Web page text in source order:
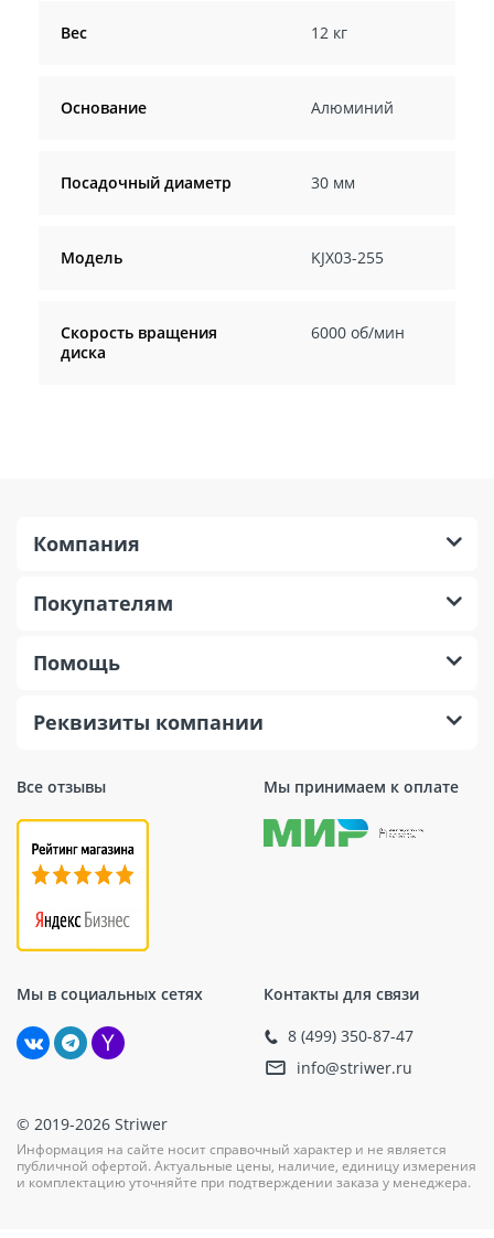
Вес 12 кг
Основание Алюминий
Посадочный диаметр 30 мм
Модель KJX03-255
Скорость вращения
диска
6000 об/мин
Все отзывы Мы принимаем к оплате
Мы в социальных сетях Контакты для связи
8 (499) 350-87-47
info@striwer.ru
Компания
Покупателям
Помощь
Реквизиты компании
© 2019-2026 Striwer
Информация на сайте носит справочный характер и не является
публичной офертой. Актуальные цены, наличие, единицу измерения
и комплектацию уточняйте при подтверждении заказа у менеджера.